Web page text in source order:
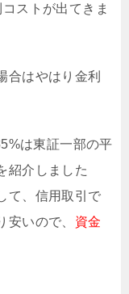
ストが出てきま
合はやはり金利
は東証一部の平
紹介しました
て、信用取引で
安いので、 資金